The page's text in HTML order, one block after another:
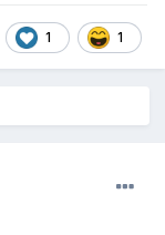
1 1